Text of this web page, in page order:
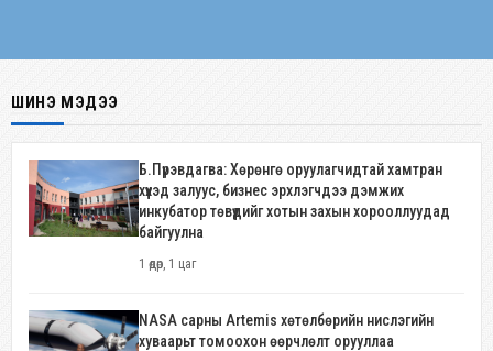
ШИНЭ МЭДЭЭ
Б.Пүрэвдагва: Хөрөнгө оруулагчидтай хамтран
хүүхэд залуус, бизнес эрхлэгчдээ дэмжих
инкубатор төвүүдийг хотын захын хорооллуудад
байгуулна
1 өдөр, 1 цаг
NASA сарны Artemis хөтөлбөрийн нислэгийн
хуваарьт томоохон өөрчлөлт орууллаа